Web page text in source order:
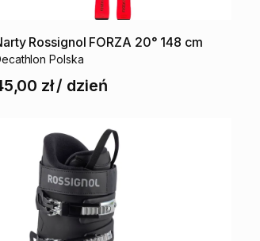
Rossignol FORZA 20° 148 cm
Polska
zł/ dzień